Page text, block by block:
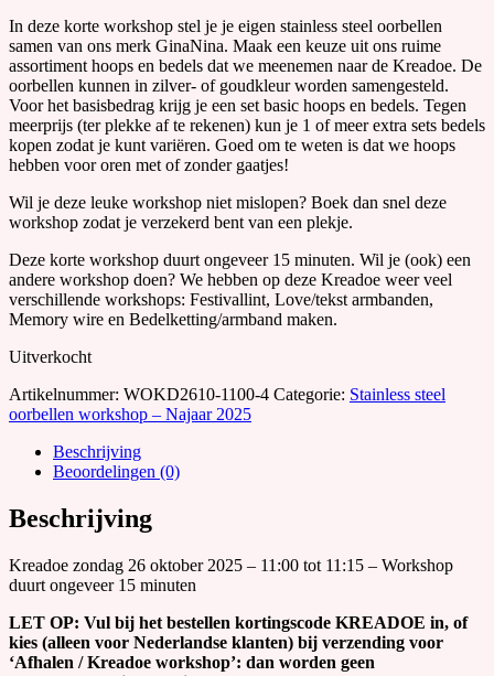
In deze korte workshop stel je je eigen stainless steel oorbellen
samen van ons merk GinaNina. Maak een keuze uit ons ruime
assortiment hoops en bedels dat we meenemen naar de Kreadoe. De
oorbellen kunnen in zilver- of goudkleur worden samengesteld.
Voor het basisbedrag krijg je een set basic hoops en bedels. Tegen
meerprijs (ter plekke af te rekenen) kun je 1 of meer extra sets bedels
kopen zodat je kunt variëren. Goed om te weten is dat we hoops
hebben voor oren met of zonder gaatjes!
Wil je deze leuke workshop niet mislopen? Boek dan snel deze
workshop zodat je verzekerd bent van een plekje.
Deze korte workshop duurt ongeveer 15 minuten. Wil je (ook) een
andere workshop doen? We hebben op deze Kreadoe weer veel
verschillende workshops: Festivallint, Love/tekst armbanden,
Memory wire en Bedelketting/armband maken.
Uitverkocht
Artikelnummer: WOKD2610-1100-4 Categorie: Stainless steel
oorbellen workshop – Najaar 2025
Beschrijving
Beoordelingen (0)
Beschrijving
Kreadoe zondag 26 oktober 2025 – 11:00 tot 11:15 – Workshop
duurt ongeveer 15 minuten
LET OP: Vul bij het bestellen kortingscode KREADOE in, of
kies (alleen voor Nederlandse klanten) bij verzending voor
‘Afhalen / Kreadoe workshop’: dan worden geen